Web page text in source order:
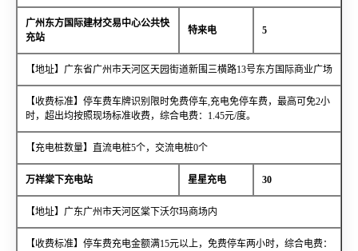
广州东方国际建材交易中心公共快
充站
特来电 5
【地址】广东省广州市天河区天园街道新围三横路13号东方国际商业广场
【收费标准】停车费车牌识别限时免费停车,充电免停车费，最高可免2小
时，超出均按照现场标准收费，综合电费：1.45元/度。
【充电桩数量】直流电桩5个，交流电桩0个
万祥棠下充电站 星星充电 30
【地址】广东广州市天河区棠下沃尔玛商场内
【收费标准】停车费充电金额满15元以上，免费停车两小时，综合电费：